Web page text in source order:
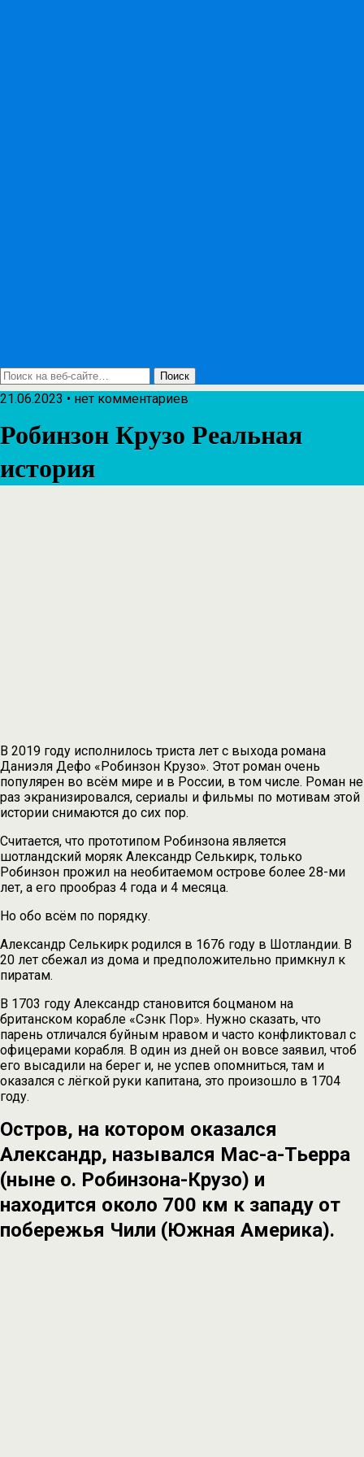
21.06.2023 • нет комментариев
Робинзон Крузо Реальная
история
В 2019 году исполнилось триста лет с выхода романа
Даниэля Дефо «Робинзон Крузо». Этот роман очень
популярен во всём мире и в России, в том числе. Роман не
раз экранизировался, сериалы и фильмы по мотивам этой
истории снимаются до сих пор.
Считается, что прототипом Робинзона является
шотландский моряк Александр Селькирк, только
Робинзон прожил на необитаемом острове более 28-ми
лет, а его прообраз 4 года и 4 месяца.
Но обо всём по порядку.
Александр Селькирк родился в 1676 году в Шотландии. В
20 лет сбежал из дома и предположительно примкнул к
пиратам.
В 1703 году Александр становится боцманом на
британском корабле «Сэнк Пор». Нужно сказать, что
парень отличался буйным нравом и часто конфликтовал с
офицерами корабля. В один из дней он вовсе заявил, чтоб
его высадили на берег и, не успев опомниться, там и
оказался с лёгкой руки капитана, это произошло в 1704
году.
Остров, на котором оказался
Александр, назывался Мас-а-Тьерра
(ныне о. Робинзона-Крузо) и
находится около 700 км к западу от
побережья Чили (Южная Америка).